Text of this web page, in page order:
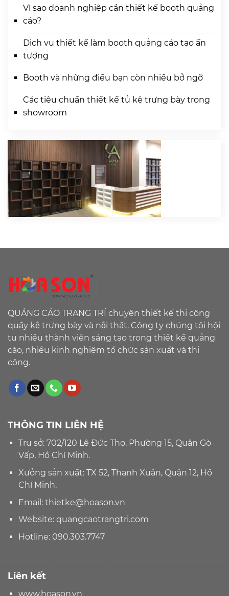
Vì sao doanh nghiệp cần thiết kế booth quảng
cáo?
Dịch vụ thiết kế làm booth quảng cáo tạo ấn
tượng
Booth và những điều bạn còn nhiều bở ngỡ
Các tiêu chuẩn thiết kế tủ kệ trưng bày trong
showroom
QUẢNG CÁO TRANG TRÍ chuyên thiết kế thi công
quầy kệ trưng bày và nội thất. Công ty chúng tôi hội
tụ nhiều thành viên sáng tạo trong thiết kế quảng
cáo, nhiều kinh nghiệm tổ chức sản xuất và thi
công.
THÔNG TIN LIÊN HỆ
Trụ sở: 702/120 Lê Đức Thọ, Phường 15, Quận Gò
Vấp, Hồ Chí Minh.
Xưởng sản xuất: TX 52, Thạnh Xuân, Quận 12, Hồ
Chí Minh.
Email: thietke@hoason.vn
Website:quangcaotrangtri.com
Hotline: 090.303.7747
Liên kết
www.hoason.vn